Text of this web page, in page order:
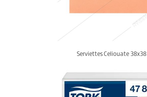
Serviettes Celiouate 38x38